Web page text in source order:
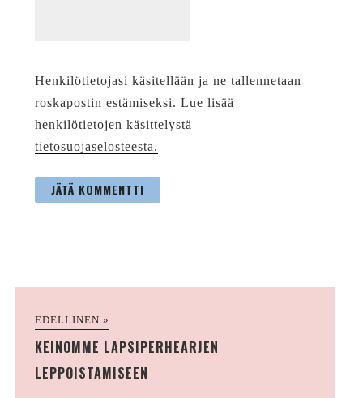
Henkilötietojasi käsitellään ja ne tallennetaan
roskapostin estämiseksi. Lue lisää
henkilötietojen käsittelystä
tietosuojaselosteesta.
EDELLINEN »
KEINOMME LAPSIPERHEARJEN
LEPPOISTAMISEEN